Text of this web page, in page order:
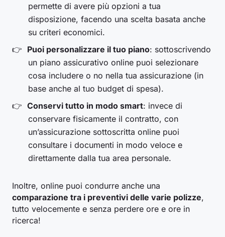
permette di avere più opzioni a tua
disposizione, facendo una scelta basata anche
su criteri economici.
Puoi personalizzare il tuo piano: sottoscrivendo
un piano assicurativo online puoi selezionare
cosa includere o no nella tua assicurazione (in
base anche al tuo budget di spesa).
Conservi tutto in modo smart: invece di
conservare fisicamente il contratto, con
un’assicurazione sottoscritta online puoi
consultare i documenti in modo veloce e
direttamente dalla tua area personale.
Inoltre, online puoi condurre anche una
comparazione tra i preventivi delle varie polizze,
tutto velocemente e senza perdere ore e ore in
ricerca!